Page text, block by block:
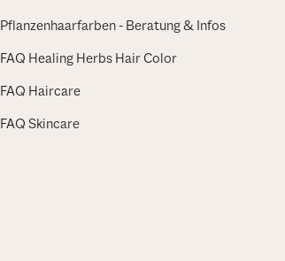
Pflanzenhaarfarben - Beratung & Infos
FAQ Healing Herbs Hair Color
FAQ Haircare
FAQ Skincare